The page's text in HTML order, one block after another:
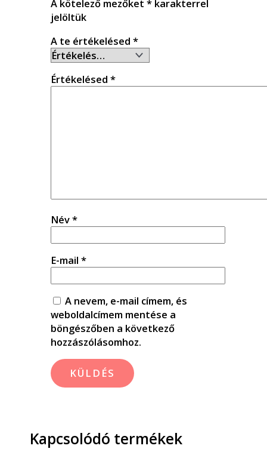
A kötelező mezőket *karakterrel
jelöltük
A te értékelésed *
Értékelésed *
Név*
E-mail *
A nevem, e-mail címem, és
weboldalcímem mentése a
böngészőben a következő
hozzászólásomhoz.
Kapcsolódó termékek